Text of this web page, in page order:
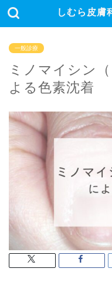
しむら皮膚
一般診療
ミノマイシン
よる色素沈着